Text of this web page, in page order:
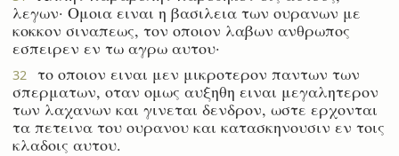
λεγων· Ομοια ειναι η βασιλεια των ουρανων με
κοκκον σιναπεως, τον οποιον λαβων ανθρωπος
εσπειρεν εν τω αγρω αυτου·
32
το οποιον ειναι μεν μικροτερον παντων των
σπερματων, οταν ομως αυξηθη ειναι μεγαλητερον
των λαχανων και γινεται δενδρον, ωστε ερχονται
τα πετεινα του ουρανου και κατασκηνουσιν εν τοις
κλαδοις αυτου.